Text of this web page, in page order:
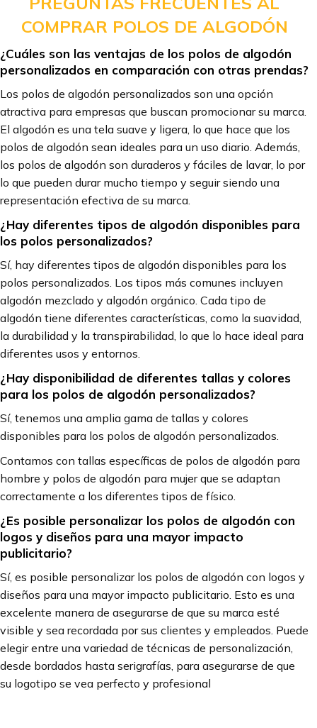
COMPRAR POLOS DE ALGODÓN
¿Cuáles son las ventajas de los polos de algodón
personalizados en comparación con otras prendas?
Los polos de algodón personalizados son una opción
atractiva para empresas que buscan promocionar su marca.
El algodón es una tela suave y ligera, lo que hace que los
polos de algodón sean ideales para un uso diario. Además,
los polos de algodón son duraderos y fáciles de lavar, lo por
lo que pueden durar mucho tiempo y seguir siendo una
representación efectiva de su marca.
¿Hay diferentes tipos de algodón disponibles para
los polos personalizados?
Sí, hay diferentes tipos de algodón disponibles para los
polos personalizados. Los tipos más comunes incluyen
algodón mezclado y algodón orgánico. Cada tipo de
algodón tiene diferentes características, como la suavidad,
la durabilidad y la transpirabilidad, lo que lo hace ideal para
diferentes usos y entornos.
¿Hay disponibilidad de diferentes tallas y colores
para los polos de algodón personalizados?
Sí, tenemos una amplia gama de tallas y colores
disponibles para los polos de algodón personalizados.
Contamos con tallas específicas de polos de algodón para
hombre y polos de algodón para mujer que se adaptan
correctamente a los diferentes tipos de físico.
¿Es posible personalizar los polos de algodón con
logos y diseños para una mayor impacto
publicitario?
Sí, es posible personalizar los polos de algodón con logos y
diseños para una mayor impacto publicitario. Esto es una
excelente manera de asegurarse de que su marca esté
visible y sea recordada por sus clientes y empleados. Puede
elegir entre una variedad de técnicas de personalización,
desde bordados hasta serigrafías, para asegurarse de que
su logotipo se vea perfecto y profesional